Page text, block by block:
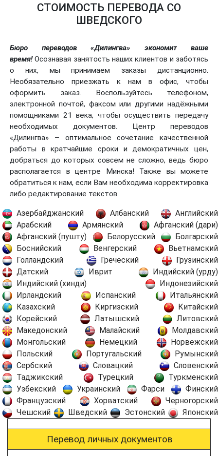
СТОИМОСТЬ ПЕРЕВОДА СО
ШВЕДСКОГО
Бюро переводов «Дилингва» экономит ваше
время!Осознавая занятость наших клиентов и заботясь
о них, мы принимаем заказы дистанционно.
Необязательно приезжать к нам в офис, чтобы
оформить заказ. Воспользуйтесь телефоном,
электронной почтой, факсом или другими надёжными
помощниками 21 века, чтобы осуществить передачу
необходимых документов. Центр переводов
«Дилингва» – оптимальное сочетание качественной
работы в кратчайшие сроки и демократичных цен,
добраться до которых совсем не сложно, ведь бюро
располагается в центре Минска! Также вы можете
обратиться к нам, если Вам необходима корректировка
либо редактирование текстов.
Азербайджанский Албанский
Английский
Арабский
Армянский
Афганский (дари)
Афганский (пушту)
Белорусский
Болгарский
Боснийский
Венгерский
Вьетнамский
Голландский
Греческий
Грузинский
Датский
Иврит
Индийский (урду)
Индийский (хинди)
Индонезийский
Ирландский
Испанский
Итальянский
Казахский
Киргизский
Китайский
Корейский
Латышский
Литовский
Македонский
Малайский
Молдавский
Монгольский
Немецкий
Норвежский
Польский
Португальский
Румынский
Сербский
Словацкий
Словенский
Таджикский
Турецкий
Туркменский
Узбекский
Украинский Фарси
Финский
Французский
Хорватский
Черногорский
Чешский
Шведский Эстонский Японский
Перевод личных документов